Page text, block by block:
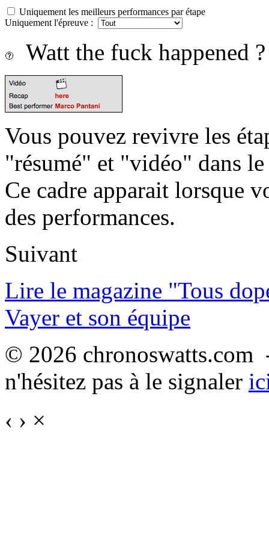
Uniquement les meilleurs performances par étape
Uniquement l'épreuve :
Watt the fuck happened ?
Vous pouvez revivre les
"résumé" et "vidéo" dans
Ce cadre apparait lorsque
des performances.
Suivant
Lire le magazine "Tous
Vayer et son équipe
© 2026
n'hésitez pas à le signaler
‹ › ×